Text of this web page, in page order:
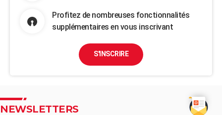
Profitez de nombreuses fonctionnalités
supplémentaires en vous inscrivant
S'INSCRIRE
NEWSLETTERS